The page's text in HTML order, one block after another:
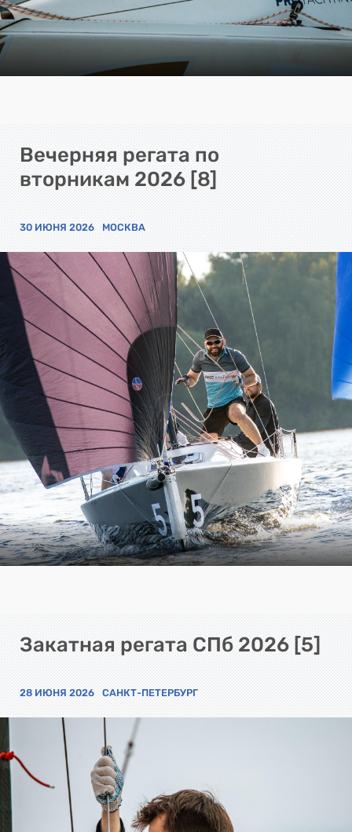
Вечерняя регата по
вторникам 2026 [8]
30 ИЮНЯ 2026 МОСКВА
Закатная регата СПб 2026 [5]
28 ИЮНЯ 2026 САНКТ-ПЕТЕРБУРГ